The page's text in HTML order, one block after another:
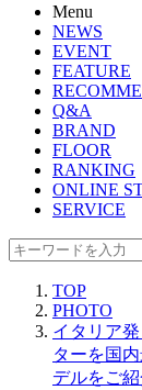
Menu
NEWS
EVENT
FEATURE
Q&A
BRAND
FLOOR
RANKING
ONLINE
SERVICE
TOP
PHOTO
イタリア
ターを国
デルをご